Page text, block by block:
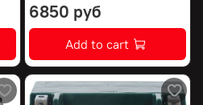
6850 руб
Add to cart